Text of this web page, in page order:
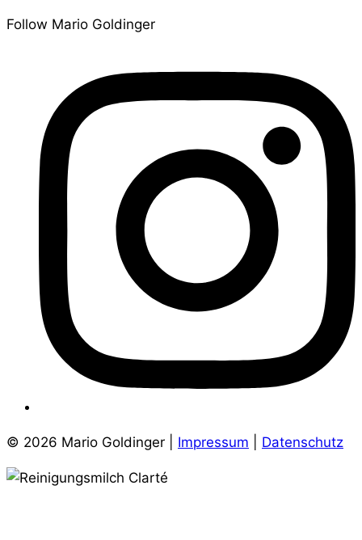
Follow Mario Goldinger
© 2026 Mario Goldinger | Impressum Datenschutz